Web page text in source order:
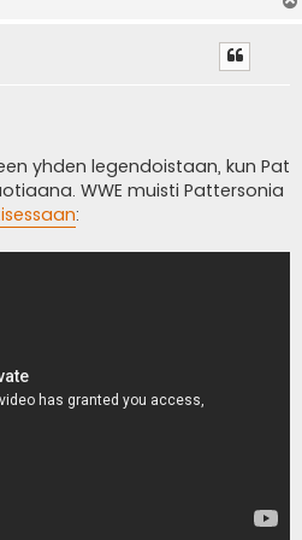
yhden legendoistaan, kun Pat
WWE muisti Pattersonia
: